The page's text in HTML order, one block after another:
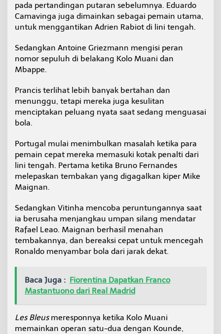
pada pertandingan putaran sebelumnya. Eduardo
Camavinga juga dimainkan sebagai pemain utama,
untuk menggantikan Adrien Rabiot di lini tengah.
Sedangkan Antoine Griezmann mengisi peran
nomor sepuluh di belakang Kolo Muani dan
Mbappe.
Prancis terlihat lebih banyak bertahan dan
menunggu, tetapi mereka juga kesulitan
menciptakan peluang nyata saat sedang menguasai
bola.
Portugal mulai menimbulkan masalah ketika para
pemain cepat mereka memasuki kotak penalti dari
lini tengah. Pertama ketika Bruno Fernandes
melepaskan tembakan yang digagalkan kiper Mike
Maignan.
Sedangkan Vitinha mencoba peruntungannya saat
ia berusaha menjangkau umpan silang mendatar
Rafael Leao. Maignan berhasil menahan
tembakannya, dan bereaksi cepat untuk mencegah
Ronaldo menyambar bola dari jarak dekat.
Baca Juga : Fiorentina Dapatkan Franco
Mastantuono dari Real Madrid
Les Bleusmeresponnya ketika Kolo Muani
memainkan operan satu-dua dengan Kounde,